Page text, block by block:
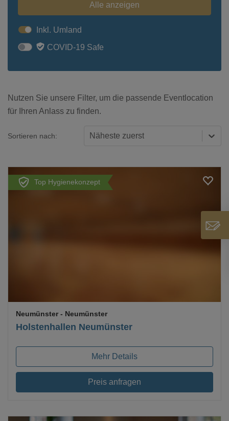
Alle anzeigen
Inkl. Umland
COVID-19 Safe
Nutzen Sie unsere Filter, um die passende Eventlocation
für Ihren Anlass zu finden.
Sortieren nach: Näheste zuerst
Top Hygienekonzept
Holstenhallen Neumünster
Neumünster - Neumünster
Mehr Details
Preis anfragen